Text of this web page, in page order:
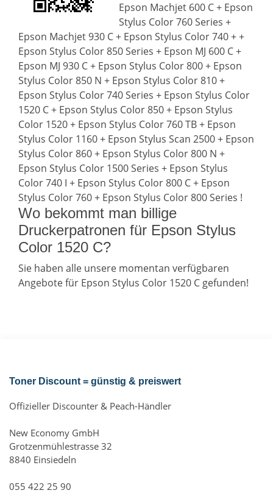
Epson Machjet 600 C + Epson
Stylus Color 760 Series +
Epson Machjet 930 C + Epson Stylus Color 740 + +
Epson Stylus Color 850 Series + Epson MJ 600 C +
Epson MJ 930 C + Epson Stylus Color 800 + Epson
Stylus Color 850 N + Epson Stylus Color 810 +
Epson Stylus Color 740 Series + Epson Stylus Color
1520 C + Epson Stylus Color 850 + Epson Stylus
Color 1520 + Epson Stylus Color 760 TB + Epson
Stylus Color 1160 + Epson Stylus Scan 2500 + Epson
Stylus Color 860 + Epson Stylus Color 800 N +
Epson Stylus Color 1500 Series + Epson Stylus
Color 740 I + Epson Stylus Color 800 C + Epson
Stylus Color 760 + Epson Stylus Color 800 Series !
Wo bekommt man billige
Druckerpatronen für Epson Stylus
Color 1520 C?
Sie haben alle unsere momentan verfügbaren
Angebote für Epson Stylus Color 1520 C gefunden!
Toner Discount = günstig & preiswert
Offizieller Discounter & Peach-Händler
New Economy GmbH
Grotzenmühlestrasse 32
8840 Einsiedeln
055 422 25 90